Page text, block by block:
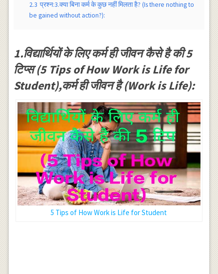
2.3 प्रश्न:3.क्या बिना कर्म के कुछ नहीं मिलता है? (Is there nothing to
be gained without action?):
1.विद्यार्थियों के लिए कर्म ही जीवन कैसे है की 5
टिप्स (5 Tips of How Work is Life for
Student),कर्म ही जीवन है (Work is Life):
5 Tips of How Work is Life for Student